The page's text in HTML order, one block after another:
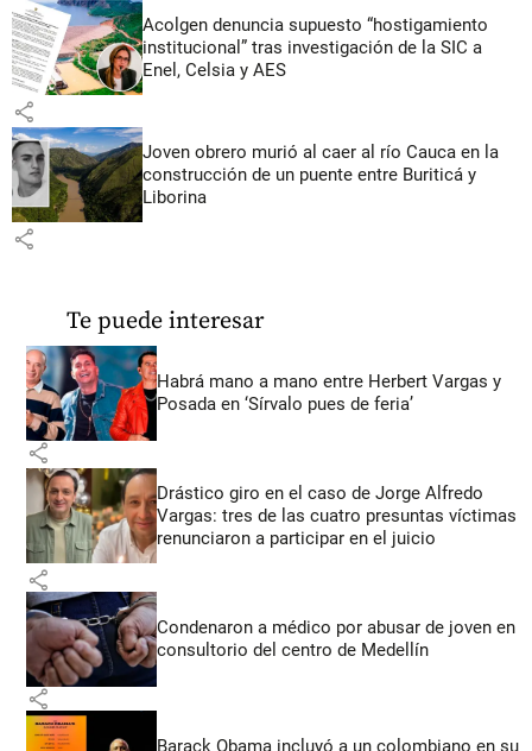
Acolgen denuncia supuesto “hostigamiento
institucional” tras investigación de la SIC a
Enel, Celsia y AES
share
Joven obrero murió al caer al río Cauca en la
construcción de un puente entre Buriticá y
Liborina
share
Te puede interesar
Habrá mano a mano entre Herbert Vargas y
Posada en ‘Sírvalo pues de feria’
share
Drástico giro en el caso de Jorge Alfredo
Vargas: tres de las cuatro presuntas víctimas
renunciaron a participar en el juicio
share
Condenaron a médico por abusar de joven en
consultorio del centro de Medellín
share
Barack Obama incluyó a un colombiano en su